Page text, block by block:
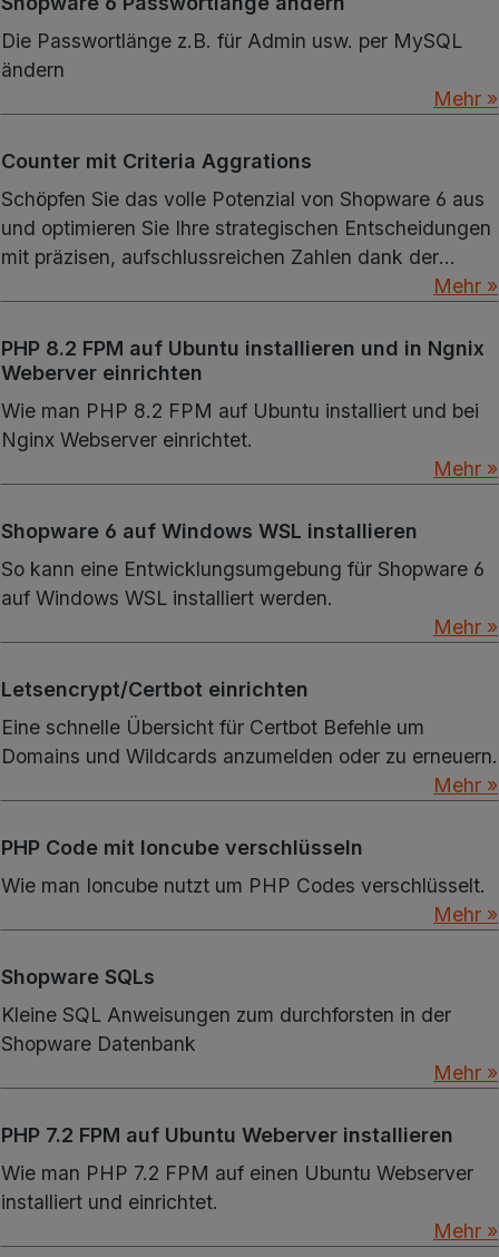
Die Passwortlänge z.B. für Admin usw. per MySQL
ändern
Mehr »
Counter mit Criteria Aggrations
Schöpfen Sie das volle Potenzial von Shopware 6 aus
und optimieren Sie Ihre strategischen Entscheidungen
mit präzisen, aufschlussreichen Zahlen dank der
Mehr »
PHP 8.2 FPM auf Ubuntu installieren und in Ngnix
Weberver einrichten
Wie man PHP 8.2 FPM auf Ubuntu installiert und bei
Nginx Webserver einrichtet.
Mehr »
Shopware 6 auf Windows WSL installieren
So kann eine Entwicklungsumgebung für Shopware 6
auf Windows WSL installiert werden.
Mehr »
Letsencrypt/Certbot einrichten
Eine schnelle Übersicht für Certbot Befehle um
Domains und Wildcards anzumelden oder zu erneuern.
Mehr »
PHP Code mit Ioncube verschlüsseln
Wie man Ioncube nutzt um PHP Codes verschlüsselt.
Mehr »
Shopware SQLs
Kleine SQL Anweisungen zum durchforsten in der
Shopware Datenbank
Mehr »
PHP 7.2 FPM auf Ubuntu Weberver installieren
Wie man PHP 7.2 FPM auf einen Ubuntu Webserver
installiert und einrichtet.
Mehr »